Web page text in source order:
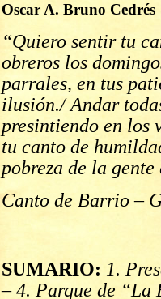
Oscar A. Bruno Cedrés
“Quiero sentir tu
obreros los
parrales, en tus
ilusión./ Andar
presintiendo en los
tu canto de
pobreza de la
Canto de Barrio –
SUMARIO: 1.
– 4. Parque de “La